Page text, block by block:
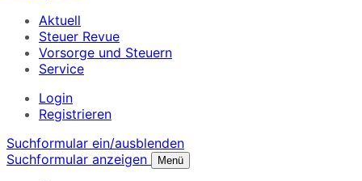
Aktuell
Steuer Revue
Vorsorge und Steuern
Service
Login
Registrieren
Suchformular ein/ausblenden
Suchformular anzeigen
Menü